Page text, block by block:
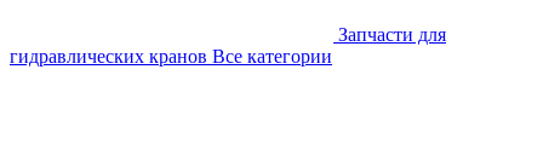
Запчасти для
гидравлических кранов Все категории